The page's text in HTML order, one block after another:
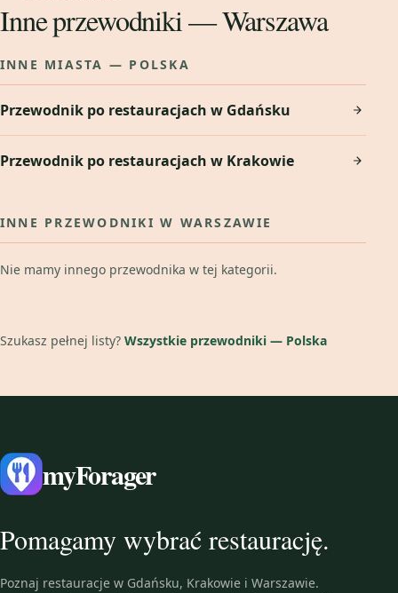
Inne przewodniki — Warszawa
INNE MIASTA — POLSKA
Przewodnik po restauracjach w Gdańsku
Przewodnik po restauracjach w Krakowie
INNE PRZEWODNIKI W WARSZAWIE
Nie mamy innego przewodnika w tej kategorii.
Szukasz pełnej listy? Wszystkie przewodniki — Polska
myForager
Pomagamy wybrać restaurację.
Poznaj restauracje w Gdańsku, Krakowie i Warszawie.